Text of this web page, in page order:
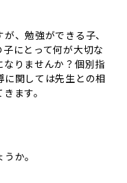
、勉強ができる子、
にとって何が大切な
りませんか？個別指
に関しては先生との相
ます。
か。